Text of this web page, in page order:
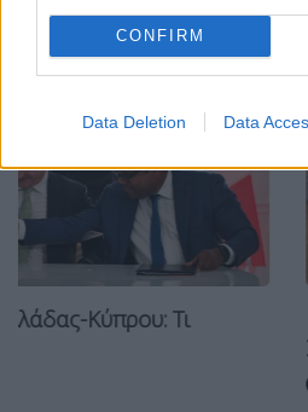
CONFIRM
Data Deletion Data
Μητσοτάκης για
5 Αυγούστου,